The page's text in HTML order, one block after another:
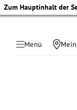
Zum Hauptinhalt der
Menü